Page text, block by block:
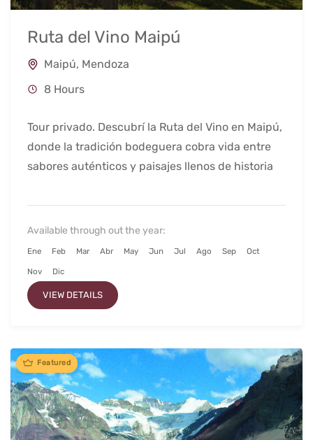
Ruta del Vino Maipú
Maipú, Mendoza
8 Hours
Tour privado. Descubrí la Ruta del Vino en Maipú,
donde la tradición bodeguera cobra vida entre
sabores auténticos y paisajes llenos de historia
Available through out the year:
Ene Feb Mar Abr May Jun Jul Ago Sep Oct
Nov Dic
VIEW DETAILS
Featured